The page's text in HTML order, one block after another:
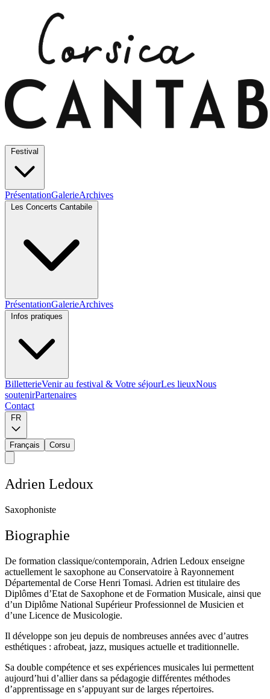
PrésentationGalerieArchives
PrésentationGalerieArchives
BilletterieVenir au festival & Votre séjourLes lieuxNous
soutenirPartenaires
Contact
Français Corsu
Adrien Ledoux
Saxophoniste
Biographie
De formation classique/contemporain, Adrien Ledoux enseigne
actuellement le saxophone au Conservatoire à Rayonnement
Départemental de Corse Henri Tomasi. Adrien est titulaire des
Diplômes d’Etat de Saxophone et de Formation Musicale, ainsi que
d’un Diplôme National Supérieur Professionnel de Musicien et
d’une Licence de Musicologie.
Il développe son jeu depuis de nombreuses années avec d’autres
esthétiques : afrobeat, jazz, musiques actuelle et traditionnelle.
Sa double compétence et ses expériences musicales lui permettent
aujourd’hui d’allier dans sa pédagogie différentes méthodes
d’apprentissage en s’appuyant sur de larges répertoires.